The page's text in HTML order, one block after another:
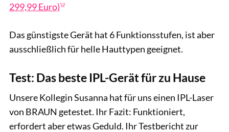
299,99 Euro)
Das günstigste Gerät hat 6 Funktionsstufen, ist aber
ausschließlich für helle Hauttypen geeignet.
Test: Das beste IPL-Gerät für zu Hause
Unsere Kollegin Susanna hat für uns einen IPL-Laser
von BRAUN getestet. Ihr Fazit: Funktioniert,
erfordert aber etwas Geduld. Ihr Testbericht zur